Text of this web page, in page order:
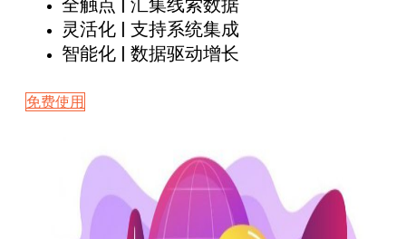
全触点 | 汇集线索数据
灵活化 | 支持系统集成
智能化 | 数据驱动增长
免费使用